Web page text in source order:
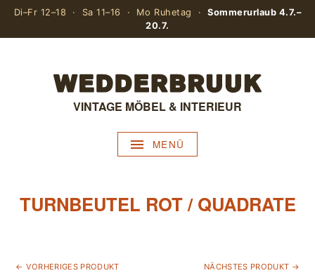
Di–Fr 12–18 · Sa 11–16 · Mo Ruhetag ·Sommerurlaub 4.7.–
20.7.
VINTAGE MÖBEL & INTERIEUR
MENÜ
TURNBEUTEL ROT / QUADRATE
← VORHERIGES PRODUKT NÄCHSTES PRODUKT →